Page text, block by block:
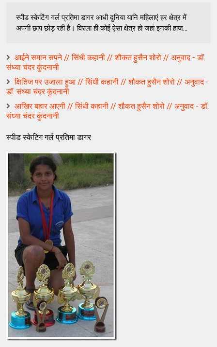
स्पीड स्केटिंग गर्ल प्रतिमा डागर आधी दुनिया यानि महिलाएं हर क्षेत्र में
अपनी छाप छोड़ रही हैं। विरला ही कोई ऐसा क्षेत्र हो जहां इनकी हाज...
आईने समान सपने // सिंधी कहानी // शौकत हुसैन शोरो // अनुवाद - डॉ.
संध्या चंदर कुंदनानी
क्षितिज पर उजाला हुआ // सिंधी कहानी // शौकत हुसैन शोरो // अनुवाद -
डॉ. संध्या चंदर कुंदनानी
आखिर बहार आएगी // सिंधी कहानी // शौकत हुसैन शोरो // अनुवाद - डॉ.
संध्या चंदर कुंदनानी
स्पीड स्केटिंग गर्ल प्रतिमा डागर